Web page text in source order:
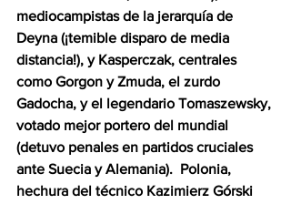
mediocampistas de la jerarquía de
Deyna (¡temible disparo de media
distancia!), y Kasperczak, centrales
como Gorgon y Zmuda, el zurdo
Gadocha, y el legendario Tomaszewsky,
votado mejor portero del mundial
(detuvo penales en partidos cruciales
ante Suecia y Alemania).  Polonia,
hechura del técnico Kazimierz Górski